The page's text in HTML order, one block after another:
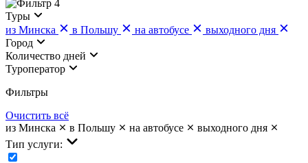
4
Туры
из Минска
в Польшу на автобусе
выходного дня
Город
Количество дней
Туроператор
Фильтры
Очистить всё
из Минска
в Польшу на автобусе
выходного дня
Тип услуги: